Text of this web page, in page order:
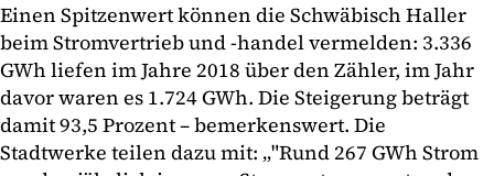
Einen Spitzenwert können die Schwäbisch Haller
beim Stromvertrieb und -handel vermelden: 3.336
GWh liefen im Jahre 2018 über den Zähler, im Jahr
davor waren es 1.724 GWh. Die Steigerung beträgt
damit 93,5 Prozent – bemerkenswert. Die
Stadtwerke teilen dazu mit: „"Rund 267 GWh Strom